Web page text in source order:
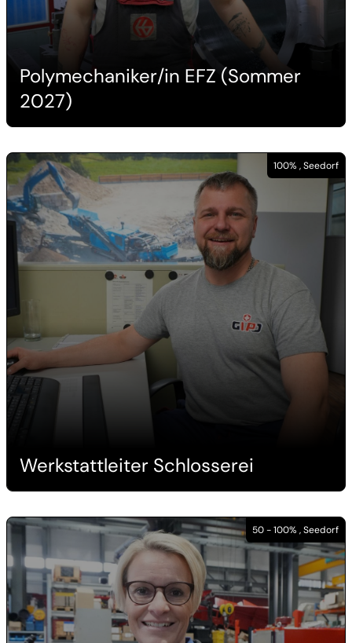
Polymechaniker/in EFZ (Sommer
2027)
100% , Seedorf
Werkstattleiter Schlosserei
50 - 100% , Seedorf